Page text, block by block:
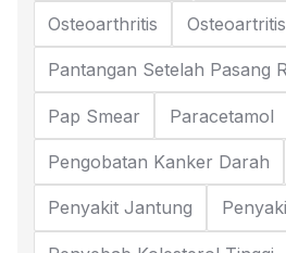
Osteoarthritis Osteoartritis
Pantangan Setelah Pasang
Pap Smear Paracetamol
Pengobatan Kanker Darah
Penyakit Jantung